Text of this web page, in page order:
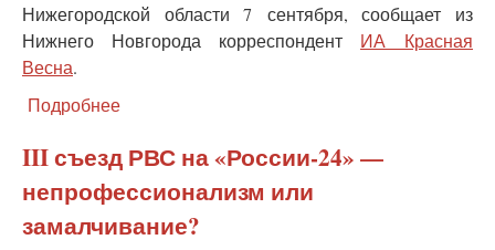
Нижегородской области 7 сентября, сообщает из
Нижнего Новгорода корреспондент ИА Красная
Весна.
Подробнее
кровных
родителей
с
фостерными
продолжается
III съезд РВС на «России-24» —
непрофессионализм или
замалчивание?